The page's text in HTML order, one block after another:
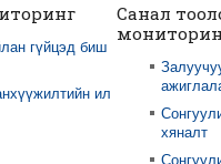
гүйцэд биш
ил
Санал
хяналт